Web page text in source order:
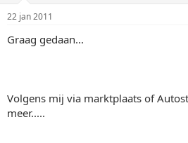
22 jan 2011
Graag gedaan...
Volgens mij via marktplaats of
meer.....